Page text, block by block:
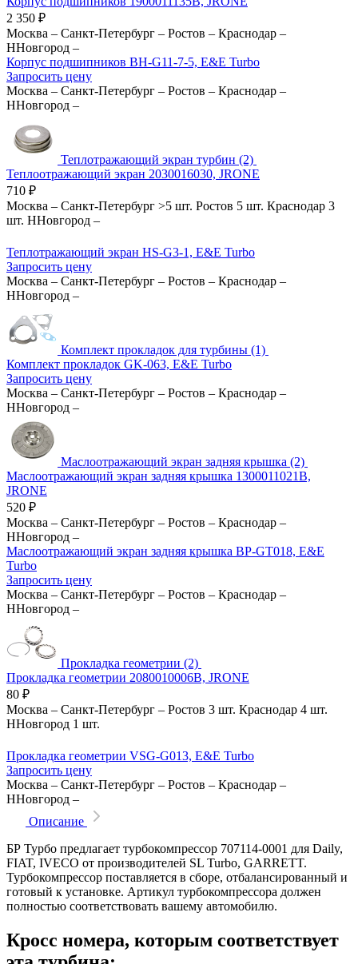
2 350 ₽
Москва – Санкт-Петербург – Ростов – Краснодар –
ННовгород –
Корпус подшипников BH-G11-7-5, E&E Turbo
Запросить цену
Москва – Санкт-Петербург – Ростов – Краснодар –
ННовгород –
Теплотражающий экран турбин (2)
Теплоотражающий экран 2030016030, JRONE
710 ₽
Москва – Санкт-Петербург >5 шт. Ростов 5 шт. Краснодар 3
шт. ННовгород –
Теплотражающий экран HS-G3-1, E&E Turbo
Запросить цену
Москва – Санкт-Петербург – Ростов – Краснодар –
ННовгород –
Комплект прокладок для турбины (1)
Комплект прокладок GK-063, E&E Turbo
Запросить цену
Москва – Санкт-Петербург – Ростов – Краснодар –
ННовгород –
Маслоотражающий экран задняя крышка (2)
Маслоотражающий экран задняя крышка 1300011021B,
JRONE
520 ₽
Москва – Санкт-Петербург – Ростов – Краснодар –
ННовгород –
Маслоотражающий экран задняя крышка BP-GT018, E&E
Turbo
Запросить цену
Москва – Санкт-Петербург – Ростов – Краснодар –
ННовгород –
Прокладка геометрии (2)
Прокладка геометрии 2080010006B, JRONE
80 ₽
Москва – Санкт-Петербург – Ростов 3 шт. Краснодар 4 шт.
ННовгород 1 шт.
Прокладка геометрии VSG-G013, E&E Turbo
Запросить цену
Москва – Санкт-Петербург – Ростов – Краснодар –
ННовгород –
Описание
БР Турбо предлагает турбокомпрессор 707114-0001 для Daily,
FIAT, IVECO от производителей SL Turbo, GARRETT.
Турбокомпрессор поставляется в сборе, отбалансированный и
готовый к установке. Артикул турбокомпрессора должен
полностью соответствовать вашему автомобилю.
Кросс номера, которым соответствует